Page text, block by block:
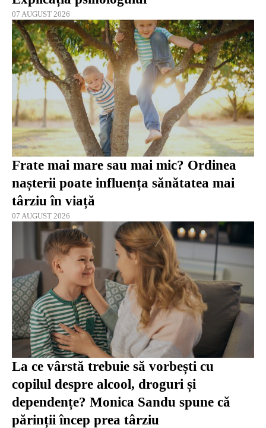
07 AUGUST 2026
Frate mai mare sau mai mic? Ordinea
nașterii poate influența sănătatea mai
târziu în viață
07 AUGUST 2026
La ce vârstă trebuie să vorbești cu
copilul despre alcool, droguri și
dependențe? Monica Sandu spune că
părinții încep prea târziu